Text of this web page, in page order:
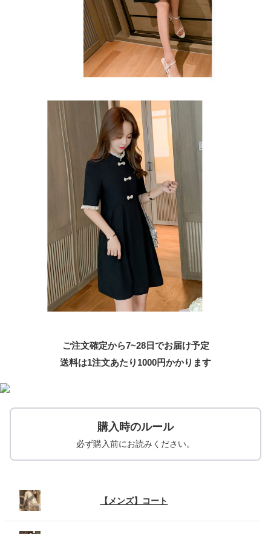
ご注文確定から7~28日でお届け予定
送料は1注文あたり 1000円かかります
購入時のルール
必ず購入前にお読みください。
【メンズ】コート